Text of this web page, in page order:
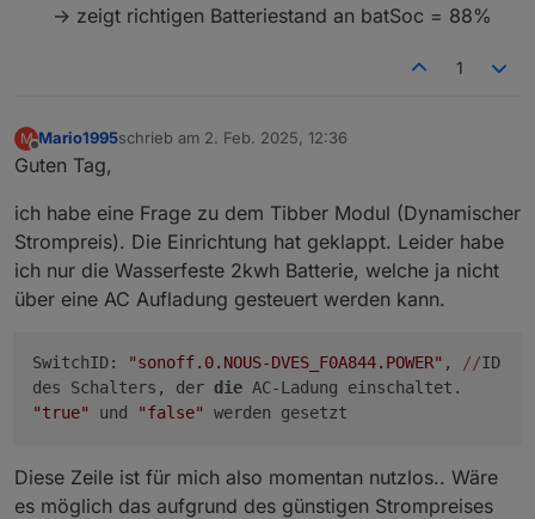
javascript.0	21:53:11.216	info
javascript.0	21:53:11.216	info
javascript.0	21:53:11.216	info
javascript.0	21:53:11.216	info
javascript.0	21:53:11.216	info
javascript.0	21:53:11.216	info
javascript.0	21:53:11.216	info
javascript.0	21:53:11.216	info
javascript.0	21:53:11.216	info
javascript.0	21:53:11.216	info
javascript.0	21:53:11.216	info
javascript.0	21:53:11.219	info
-> zeigt richtigen Batteriestand an batSoc = 88%
1
M
Offline
Mario1995schrieb am 2. Feb. 2025, 12:36
zuletzt editiert von
Guten Tag,
ich habe eine Frage zu dem Tibber Modul (Dynamischer
Strompreis). Die Einrichtung hat geklappt. Leider habe
ich nur die Wasserfeste 2kwh Batterie, welche ja nicht
über eine AC Aufladung gesteuert werden kann.
SwitchID: "sonoff.0.NOUS-DVES_F0A844.POWER" , //ID
des Schalters, der die AC-Ladung einschaltet.
"true"
und "false" werden gesetzt
Diese Zeile ist für mich also momentan nutzlos.. Wäre
es möglich das aufgrund des günstigen Strompreises